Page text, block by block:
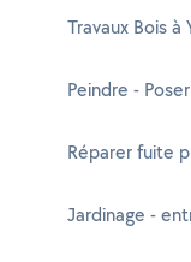
Travaux Bois à
Peindre -
Réparer fuite
Jardinage -